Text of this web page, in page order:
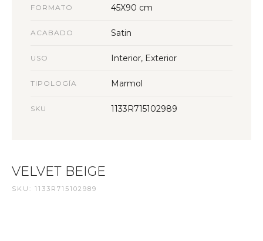
FORMATO 45X90 cm
ACABADO Satin
USO Interior, Exterior
TIPOLOGÍA Marmol
SKU 1133R715102989
VELVET BEIGE
SKU: 1133R715102989